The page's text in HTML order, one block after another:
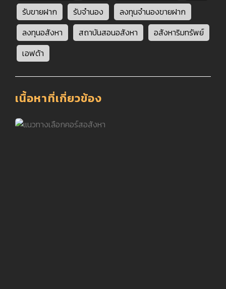
รับขายฝาก
รับจำนอง
ลงทุนจำนองขายฝาก
ลงทุนอสังหา
สถาบันสอนอสังหา
อสังหาริมทรัพย์
เอฟด้า
เนื้อหาที่เกี่ยวข้อง